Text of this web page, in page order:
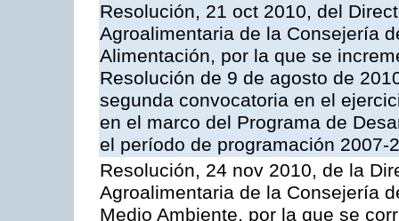
Resolución, 21 oct 2010, del
Agroalimentaria de la Consejería
Alimentación, por la que se
Resolución de 9 de agosto de
segunda convocatoria en el
en el marco del Programa de
el período de programación
Resolución, 24 nov 2010, de la
Agroalimentaria de la Consejería
Medio Ambiente, por la que se